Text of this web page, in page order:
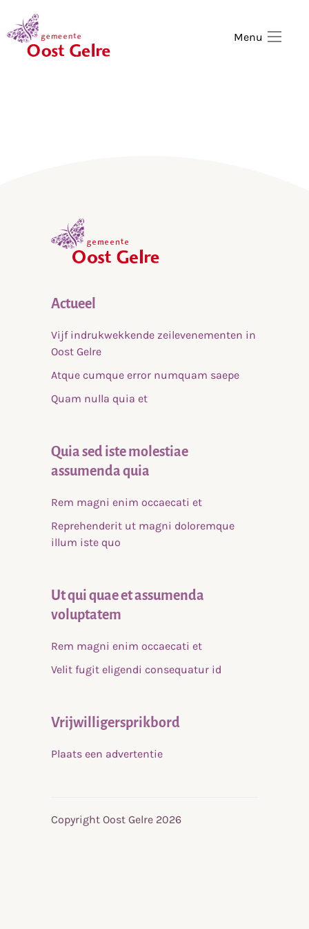
Menu
Actueel
Vijf indrukwekkende zeilevenementen in
Oost Gelre
Atque cumque error numquam saepe
Quam nulla quia et
Quia sed iste molestiae
assumenda quia
Rem magni enim occaecati et
Reprehenderit ut magni doloremque
illum iste quo
Ut qui quae et assumenda
voluptatem
Rem magni enim occaecati et
Velit fugit eligendi consequatur id
Vrijwilligersprikbord
Plaats een advertentie
Copyright Oost Gelre 2026